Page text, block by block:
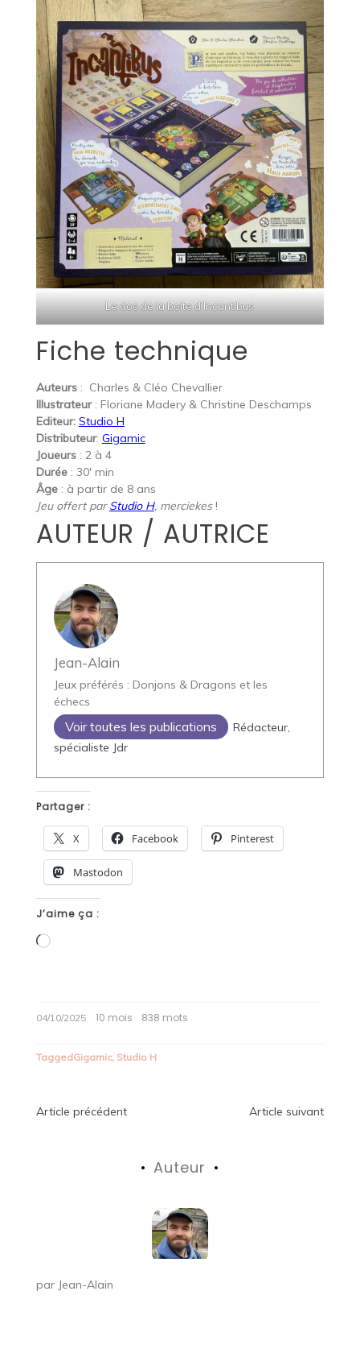
Le dos de la boite d’Incantibus
Fiche technique
Auteurs: Charles & Cléo Chevallier
Illustrateur : Floriane Madery & Christine Deschamps
Editeur: Studio H
Distributeur: Gigamic
Joueurs: 2 à 4
Durée: 30′ min
Âge: à partir de 8 ans
Jeu offert parStudio H, merciekes !
AUTEUR / AUTRICE
Jean-Alain
Jeux préférés : Donjons & Dragons et les
échecs
Voir toutes les publications
Rédacteur,
spécialiste Jdr
Partager :
X Facebook Pinterest
Mastodon
J’aime ça :
Chargement…
04/10/2025 10 mois 838 mots
TaggedGigamic, Studio H
Navigation
Article précédent Article suivant
Auteur
par Jean-Alain